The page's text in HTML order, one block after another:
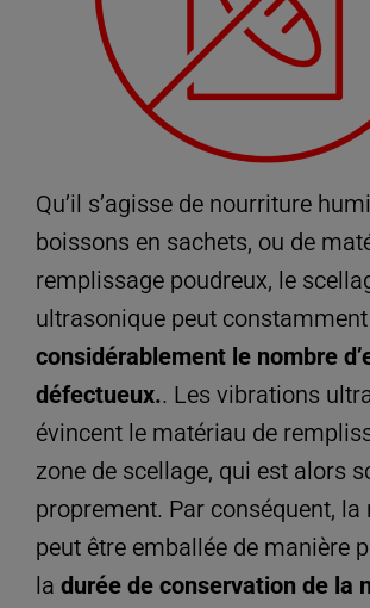
Qu’il s’agisse de nourriture
boissons en sachets, ou de
remplissage poudreux, le
ultrasonique peut constamment
considérablement le nombre
défectueux.. Les vibrations
évincent le matériau de
zone de scellage, qui est alors
proprement. Par conséquent, la
peut être emballée de manière
la durée de conservation de la